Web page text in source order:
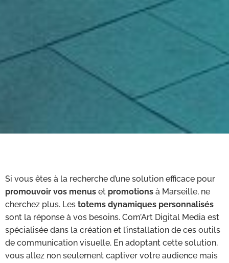
Si vous êtes à la recherche d’une solution efficace pour
promouvoir vos menus et promotions à Marseille, ne
cherchez plus. Les totems dynamiques personnalisés
sont la réponse à vos besoins. Com’Art Digital Media est
spécialisée dans la création et l’installation de ces outils
de communication visuelle. En adoptant cette solution,
vous allez non seulement captiver votre audience mais